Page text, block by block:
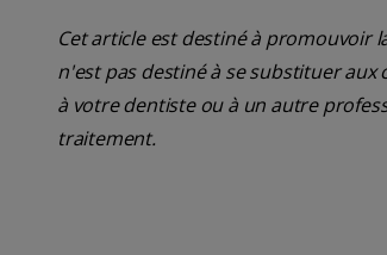
Cet article est destiné à promouvoir
n'est pas destiné à se substituer
à votre dentiste ou à un autre
traitement.